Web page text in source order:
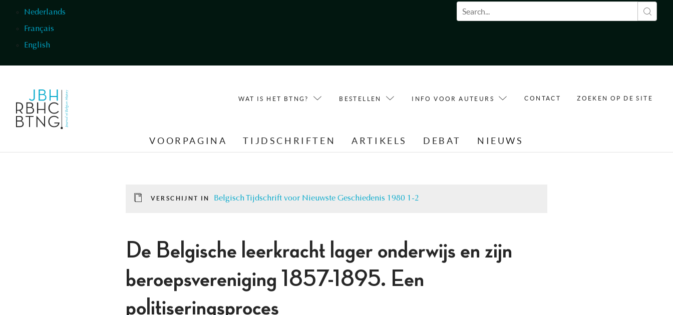
Nederlands
Français
English
Zoekveld
WAT IS HET BTNG? BESTELLEN INFO VOOR AUTEURS CONTACT ZOEKEN OP DE SITE
VOORPAGINA TIJDSCHRIFTEN ARTIKELS DEBAT NIEUWS
VERSCHIJNT IN Belgisch Tijdschrift voor Nieuwste Geschiedenis 1980 1-2
De Belgische leerkracht lager onderwijs en zijn
beroepsvereniging 1857-1895. Een
politiseringsproces